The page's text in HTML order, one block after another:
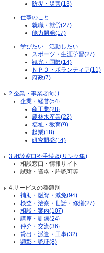
防災・災害(13)
仕事のこと
就職・就労(27)
能力開発(17)
学びたい、活動したい
スポーツ・生涯学習(27)
観光・国際(14)
ＮＰＯ・ボランティア(11)
府政(7)
2.企業・事業者向け
企業・経営(54)
商工業(28)
農林水産業(22)
福祉・教育(9)
起業(18)
研究開発(14)
3.相談窓口や手続き(リンク集)
相談窓口・情報サイト
試験・資格・許認可等
4.サービスの種類別
補助・融資・減免(94)
検査・治療・世話・修繕(27)
相談・案内(107)
講座・訓練(24)
仲介・交流(36)
貸出・派遣・工事(32)
顕彰・認証(8)